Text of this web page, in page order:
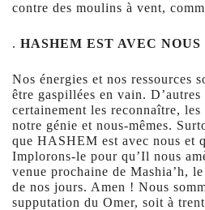
contre des moulins à vent,
. HASHEM EST AVEC NOUS
Nos énergies et nos ressources
être gaspillées en vain.
certainement les reconnaître, les
notre génie et nous-mêmes.
que HASHEM est avec nous et
Implorons-le pour qu’Il nous
venue prochaine de Mashia’h,
de nos jours. Amen ! Nous
supputation du Omer, soit à